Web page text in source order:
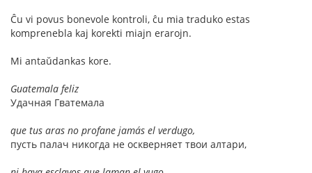
Ĉu vi povus bonevole kontroli, ĉu mia traduko estas
komprenebla kaj korekti miajn erarojn.
Mi antaŭdankas kore.
Guatemala feliz
Удачная Гватемала
que tus aras no profane jamás el verdugo,
пусть палач никогда не оскверняет твои алтари,